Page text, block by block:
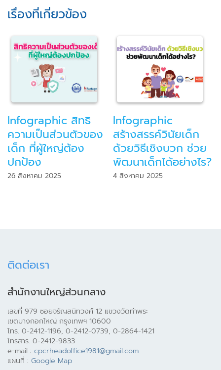
เรื่องที่เกี่ยวข้อง
สรรค์วินัยเด็ก
ธีเชิงบวก ช่วย
ด็กได้อย่างไร?
คม 2025
Infographic เด็กก็มี
สิทธิในการแสดงความ
คิดเห็นและมีส่วนร่วม
24 มิถุนายน 2025
อานุภ
ลูกเชิ
22 พฤษภ
ติดต่อเรา
สำนักงานใหญ่ส่วนกลาง
เขตบางกอกใหญ่ กรุงเทพฯ 10600
โทร. 0-2412-1196, 0-2412-0739, 0-2864-1421
โทรสาร. 0-2412-9833
e-mail :cpcrheadoffice1981@gmail.com
แผนที่ : Google Map